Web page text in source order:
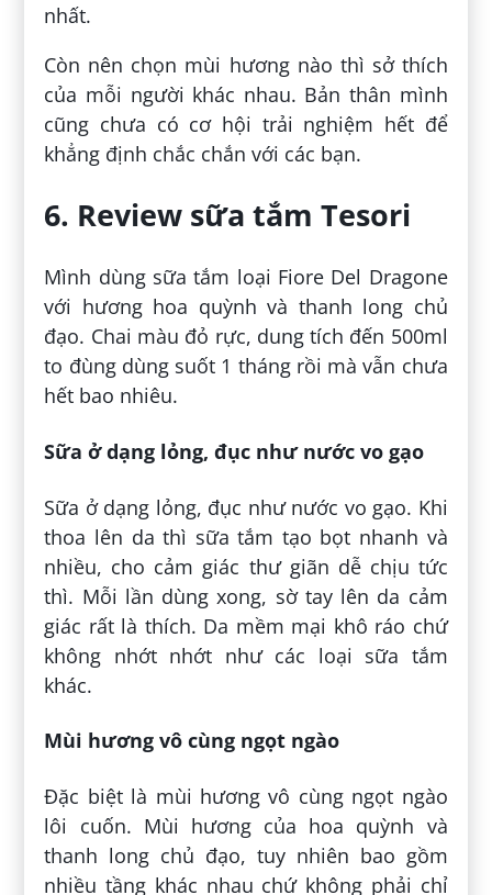
nhất.
Còn nên chọn mùi hương nào thì sở thích
của mỗi người khác nhau. Bản thân mình
cũng chưa có cơ hội trải nghiệm hết để
khẳng định chắc chắn với các bạn.
6. Review sữa tắm Tesori
Mình dùng sữa tắm loại Fiore Del Dragone
với hương hoa quỳnh và thanh long chủ
đạo. Chai màu đỏ rực, dung tích đến 500ml
to đùng dùng suốt 1 tháng rồi mà vẫn chưa
hết bao nhiêu.
Sữa ở dạng lỏng, đục như nước vo gạo
Sữa ở dạng lỏng, đục như nước vo gạo. Khi
thoa lên da thì sữa tắm tạo bọt nhanh và
nhiều, cho cảm giác thư giãn dễ chịu tức
thì. Mỗi lần dùng xong, sờ tay lên da cảm
giác rất là thích. Da mềm mại khô ráo chứ
không nhớt nhớt như các loại sữa tắm
khác.
Mùi hương vô cùng ngọt ngào
Đặc biệt là mùi hương vô cùng ngọt ngào
lôi cuốn. Mùi hương của hoa quỳnh và
thanh long chủ đạo, tuy nhiên bao gồm
nhiều tầng khác nhau chứ không phải chỉ